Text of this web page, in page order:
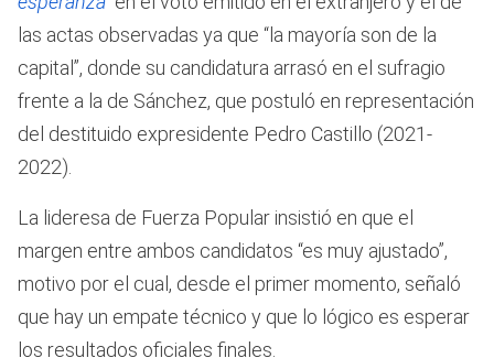
las actas observadas ya que “la mayoría son de la
capital”, donde su candidatura arrasó en el sufragio
frente a la de Sánchez, que postuló en representación
del destituido expresidente Pedro Castillo (2021-
2022).
La lideresa de Fuerza Popular insistió en que el
margen entre ambos candidatos “es muy ajustado”,
motivo por el cual, desde el primer momento, señaló
que hay un empate técnico y que lo lógico es esperar
los resultados oficiales finales.